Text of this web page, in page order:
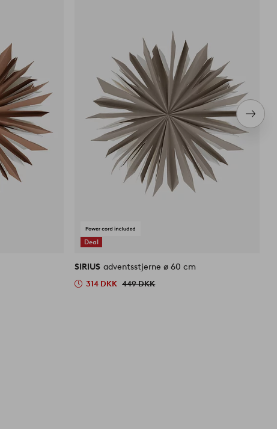
Deal
SIRIUS adventsstjerne ø 60 cm
314 DKK 449 DKK
Næste